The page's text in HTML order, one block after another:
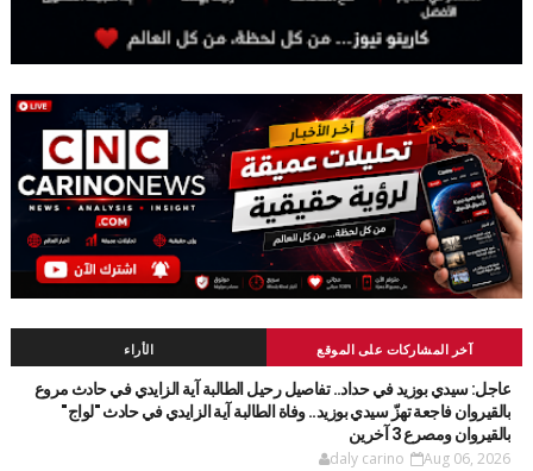
آخر المشاركات على الموقع الأراء
عاجل: سيدي بوزيد في حداد.. تفاصيل رحيل الطالبة آية الزايدي في حادث مروع
بالقيروان فاجعة تهزّ سيدي بوزيد.. وفاة الطالبة آية الزايدي في حادث "لواج"
بالقيروان ومصرع 3 آخرين
daly carino Aug 06, 2026